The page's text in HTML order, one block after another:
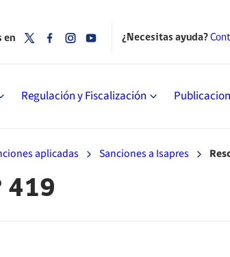
Regulación y Fiscalización
en ¿Necesitas ayuda?
aplicadas Sanciones a Isapres
419